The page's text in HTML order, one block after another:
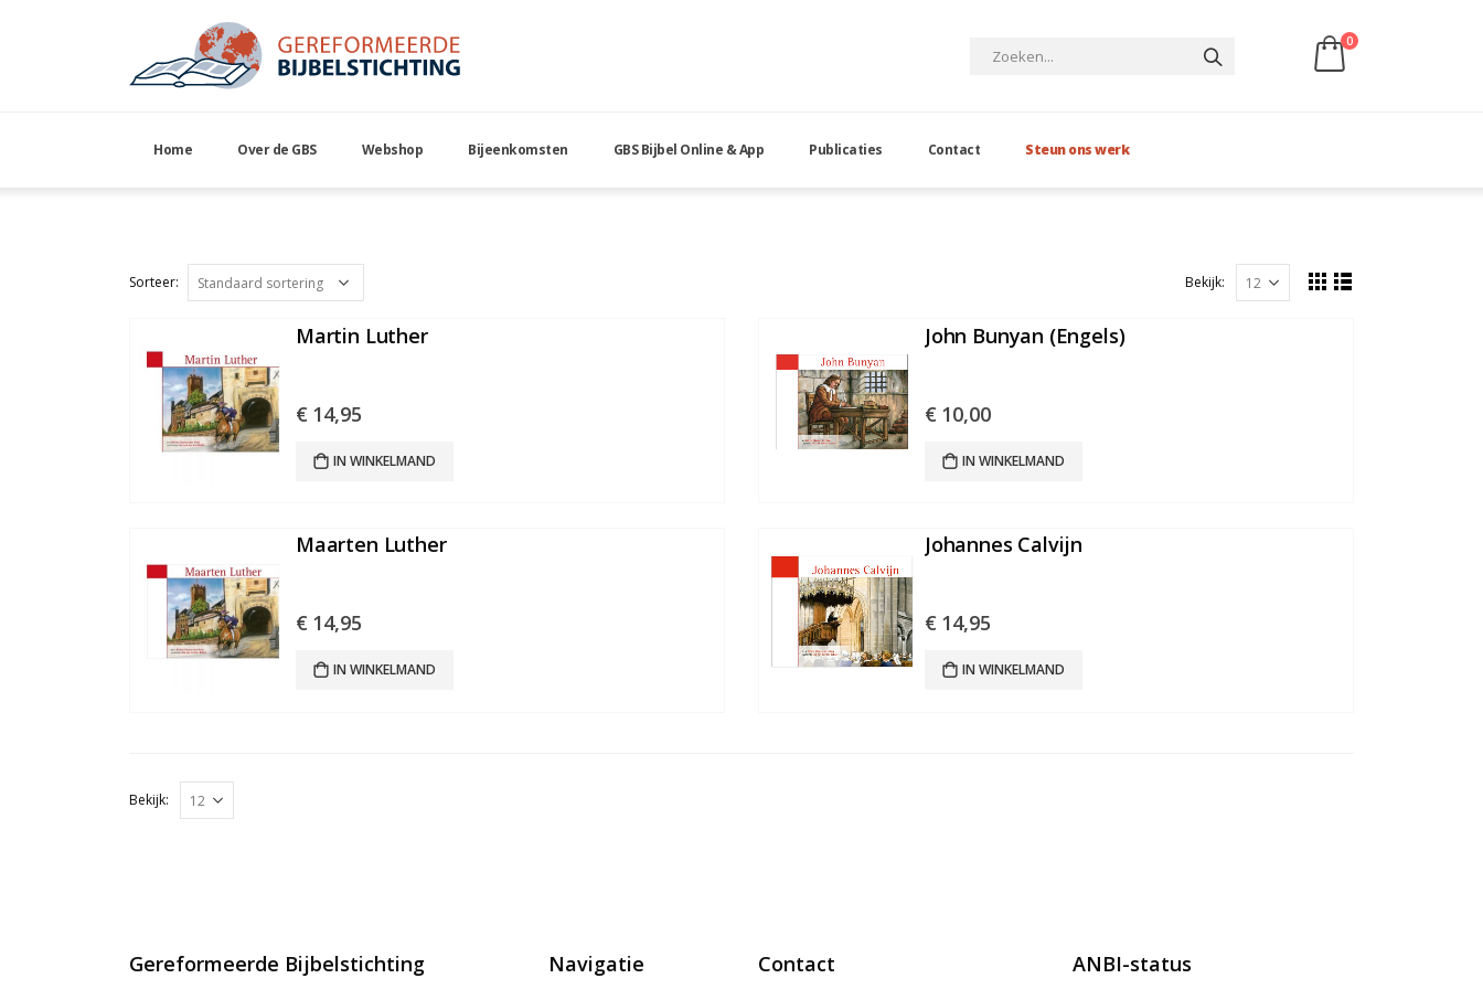
0
Home Over de GBS Webshop Bijeenkomsten GBS Bijbel Online & App Publicaties Contact Steun ons werk
Bekijk:
Martin Luther
€ 14,95
IN WINKELMAND
John Bunyan (Engels)
€ 10,00
IN WINKELMAND
Maarten Luther
€ 14,95
IN WINKELMAND
Johannes Calvijn
€ 14,95
IN WINKELMAND
Bekijk:
Gereformeerde Bijbelstichting Navigatie Contact ANBI-status